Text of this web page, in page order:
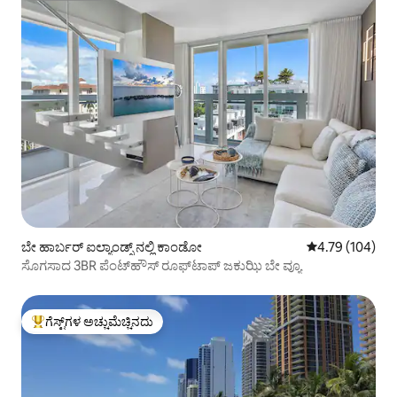
ಬೇ ಹಾರ್ಬರ್ ಐಲ್ಯಾಂಡ್ಸ್ ನಲ್ಲಿ ಕಾಂಡೋ 5 ರಲ್ಲಿ 4.79
4.79 (104)
ಸೊಗಸಾದ 3BR ಪೆಂಟ್‌ಹೌಸ್ ರೂಫ್‌ಟಾಪ್ ಜಕುಝಿ ಬೇ ವ್ಯೂ
ಗೆಸ್ಟ್‌ಗಳಿಗೆ ಅತಿ ಹೆಚ್ಚು ಅಚ್ಚುಮೆಚ್ಚಿನದು
ಗೆಸ್ಟ್‌ಗಳ ಅಚ್ಚುಮೆಚ್ಚಿನದು